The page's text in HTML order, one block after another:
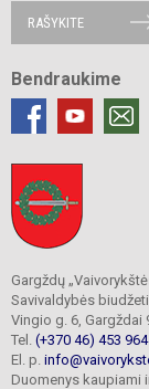
RAŠYKITE
Bendraukime
Gargždų
Savivaldybės
Vingio g. 6, Gargždai
Tel. (+370 46) 453 964
El. p.
Duomenys kaupiami